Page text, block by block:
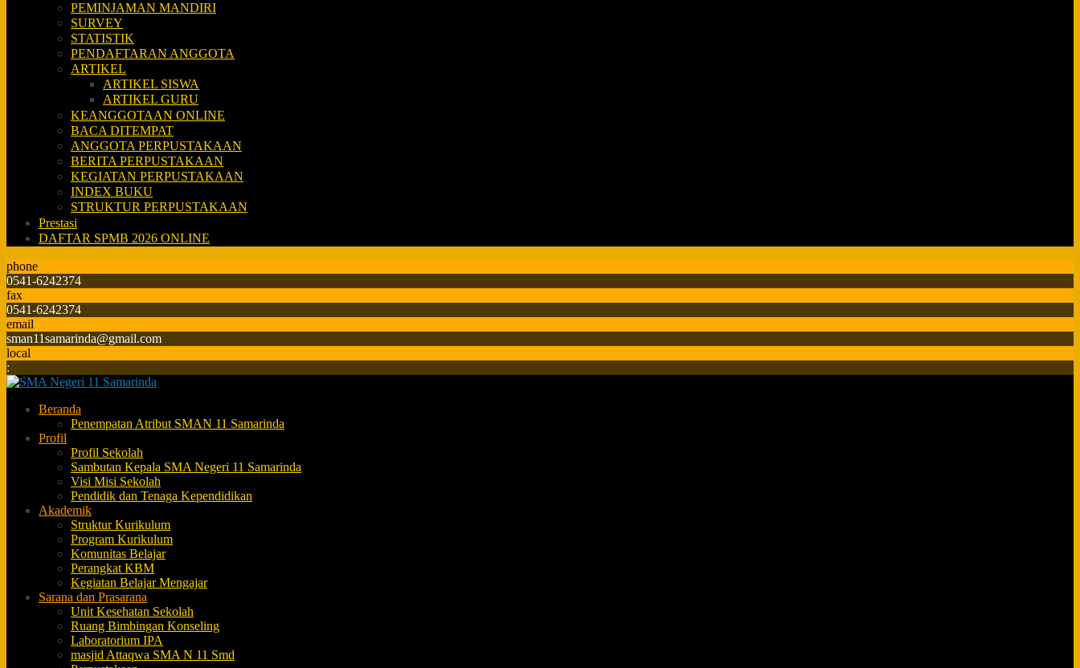
PEMINJAMAN MANDIRI
SURVEY
STATISTIK
PENDAFTARAN ANGGOTA
ARTIKEL
ARTIKEL SISWA
ARTIKEL GURU
KEANGGOTAAN ONLINE
BACA DITEMPAT
ANGGOTA PERPUSTAKAAN
BERITA PERPUSTAKAAN
KEGIATAN PERPUSTAKAAN
INDEX BUKU
STRUKTUR PERPUSTAKAAN
Prestasi
DAFTAR SPMB 2026 ONLINE
phone
0541-6242374
fax
0541-6242374
email
sman11samarinda@gmail.com
local
:
Beranda
Penempatan Atribut SMAN 11 Samarinda
Profil
Profil Sekolah
Sambutan Kepala SMA Negeri 11 Samarinda
Visi Misi Sekolah
Pendidik dan Tenaga Kependidikan
Akademik
Struktur Kurikulum
Program Kurikulum
Komunitas Belajar
Perangkat KBM
Kegiatan Belajar Mengajar
Sarana dan Prasarana
Unit Kesehatan Sekolah
Ruang Bimbingan Konseling
Laboratorium IPA
masjid Attaqwa SMA N 11 Smd